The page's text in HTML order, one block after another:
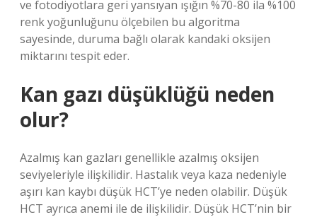
ve fotodiyotlara geri yansıyan ışığın %70-80 ila %100
renk yoğunluğunu ölçebilen bu algoritma
sayesinde, duruma bağlı olarak kandaki oksijen
miktarını tespit eder.
Kan gazı düşüklüğü neden
olur?
Azalmış kan gazları genellikle azalmış oksijen
seviyeleriyle ilişkilidir. Hastalık veya kaza nedeniyle
aşırı kan kaybı düşük HCT’ye neden olabilir. Düşük
HCT ayrıca anemi ile de ilişkilidir. Düşük HCT’nin bir